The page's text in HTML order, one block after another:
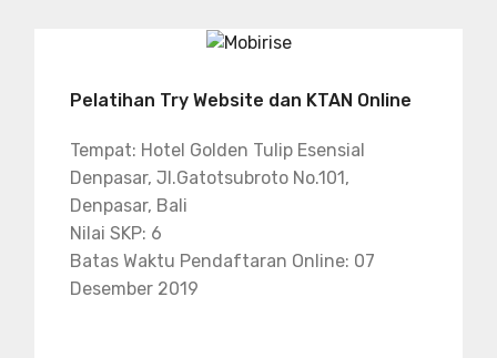
Pelatihan Try Website dan KTAN Online
Tempat: Hotel Golden Tulip Esensial
Denpasar, Jl.Gatotsubroto No.101,
Denpasar, Bali
Nilai SKP: 6
Batas Waktu Pendaftaran Online: 07
Desember 2019